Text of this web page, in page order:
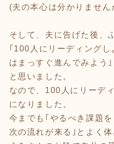
(夫の本心は分かりませ
そして、夫に告げた後、
｢100人にリーディング
はまっすぐ進んでみよう｣
と思いました。
なので、100人にリーデ
になりました。
今までも｢やるべき課題を
次の流れが来る｣とよく